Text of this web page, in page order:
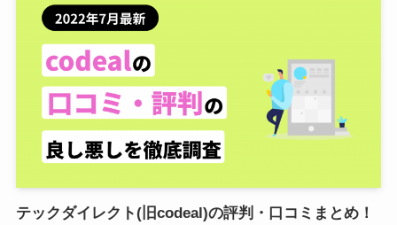
テックダイレクト(旧codeal)の評判・口コミまとめ！